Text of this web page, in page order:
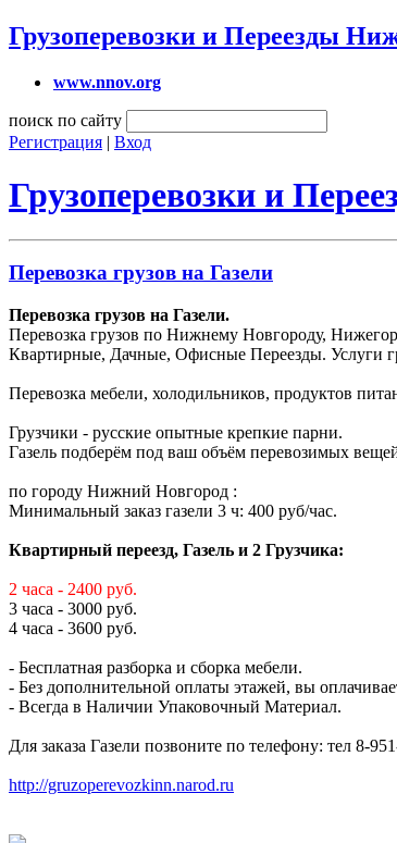
Грузоперевозки и Переезды
www.nnov.org
поиск по сайту
Регистрация | Вход
Грузоперевозки и
Перевозка грузов на Газели
Перевозка грузов на Газели.
Перевозка грузов по Нижнему Новгороду,
Квартирные, Дачные, Офисные Переезды. Услуги
Перевозка мебели, холодильников, продуктов
Грузчики - русские опытные крепкие парни.
Газель подберём под ваш объём перевозимых
по городу Нижний Новгород :
Минимальный заказ газели 3 ч: 400 руб/час.
Квартирный переезд, Газель и 2 Грузчика:
2 часа - 2400 руб.
3 часа - 3000 руб.
4 часа - 3600 руб.
- Бесплатная разборка и сборка мебели.
- Без дополнительной оплаты этажей, вы
- Всегда в Наличии Упаковочный Материал.
Для заказа Газели позвоните по телефону: тел 8-
http://gruzoperevozkinn.narod.ru